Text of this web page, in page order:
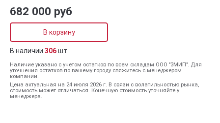
682 000 руб
В корзину
В наличии 306шт
Наличие указано с учетом остатков по всем складам ООО "ЗМИП". Для
уточнения остатков по вашему городу свяжитесь с менеджером
компании.
Цена актуальная на 24 июля 2026 г. В связи с волатильностью рынка,
стоимость может отличаться. Конечную стоимость уточняйте у
менеджера.